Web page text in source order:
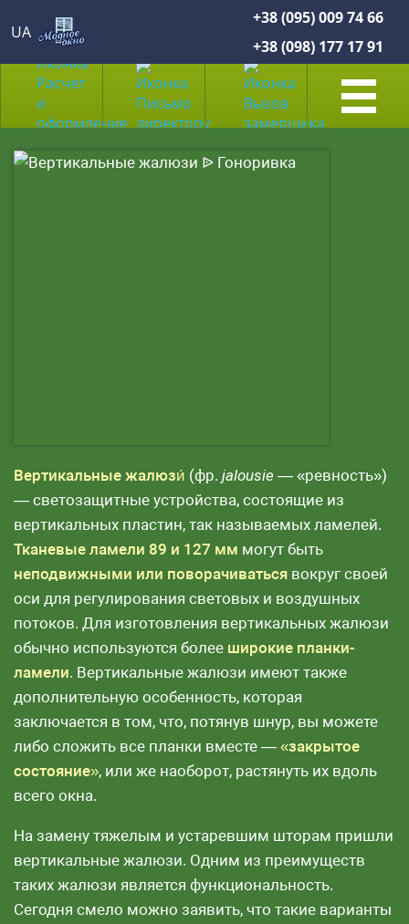
UA
+38 (095) 009 74 66
+38 (098) 177 17 91
Вертикальные жалюзи́ (фр. jalousie — «ревность»)
— светозащитные устройства, состоящие из
вертикальных пластин, так называемых ламелей.
Тканевые ламели 89 и 127 мм могут быть
неподвижными или поворачиваться вокруг своей
оси для регулирования световых и воздушных
потоков. Для изготовления вертикальных жалюзи
обычно используются более широкие планки-
ламели. Вертикальные жалюзи имеют также
дополнительную особенность, которая
заключается в том, что, потянув шнур, вы можете
либо сложить все планки вместе — «закрытое
состояние», или же наоборот, растянуть их вдоль
всего окна.
На замену тяжелым и устаревшим шторам пришли
вертикальные жалюзи. Одним из преимуществ
таких жалюзи является функциональность.
Сегодня смело можно заявить, что такие варианты